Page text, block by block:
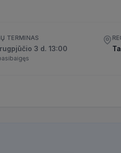
TERMINAS
3 d. 13:00